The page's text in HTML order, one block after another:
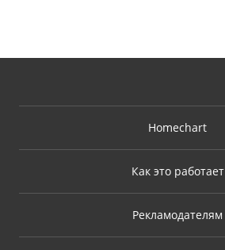
Homechart
Как это работает
Рекламодателям